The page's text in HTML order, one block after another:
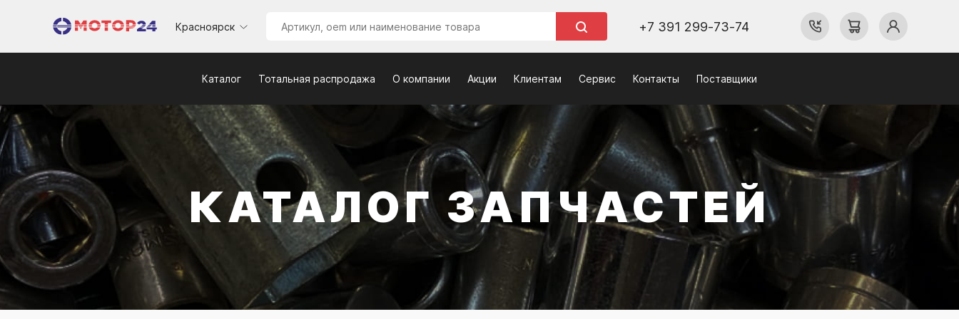
Красноярск +7 391 299-73-74
Каталог Тотальная распродажа О компании Акции Клиентам Сервис Контакты Поставщики
КАТАЛОГ ЗАПЧАСТЕЙ